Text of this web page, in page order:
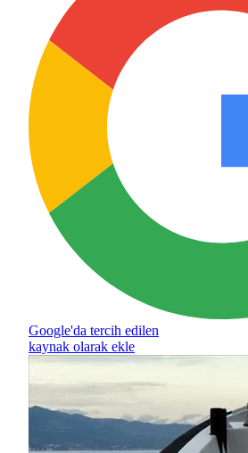
Google'da tercih edilen
kaynak olarak ekle